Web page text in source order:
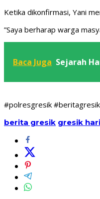
Ketika dikonfirmasi, Yani
”Saya berharap warga
Baca Juga Sejarah
#polresgresik
berita gresik gresik